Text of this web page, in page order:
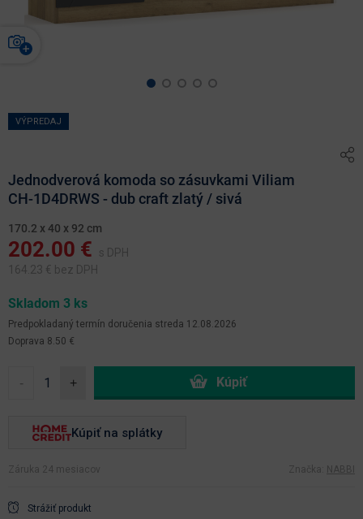
VÝPREDAJ
Jednodverová komoda so zásuvkami Viliam
CH-1D4DRWS - dub craft zlatý / sivá
170.2 x 40 x 92 cm
202.00 €
s DPH
164.23 € bez DPH
Skladom 3 ks
Predpokladaný termín doručenia streda 12.08.2026
Doprava 8.50 €
- +
Kúpiť na splátky
Záruka 24 mesiacov Značka: NABBI
Strážiť produkt